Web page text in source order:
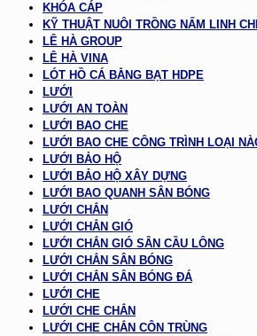
KHÓA CÁP
KỸ THUẬT NUÔI TRỒNG NẤM LINH CHI
LÊ HÀ GROUP
LÊ HÀ VINA
LÓT HỒ CÁ BẰNG BẠT HDPE
LƯỚI
LƯỚI AN TOÀN
LƯỚI BAO CHE
LƯỚI BAO CHE CÔNG TRÌNH LOẠI
LƯỚI BẢO HỘ
LƯỚI BẢO HỘ XÂY DỰNG
LƯỚI BAO QUANH SÂN BÓNG
LƯỚI CHẮN
LƯỚI CHẮN GIÓ
LƯỚI CHẮN GIÓ SÂN CẦU LÔNG
LƯỚI CHẮN SÂN BÓNG
LƯỚI CHẮN SÂN BÓNG ĐÁ
LƯỚI CHE
LƯỚI CHE CHẮN
LƯỚI CHE CHẮN CÔN TRÙNG